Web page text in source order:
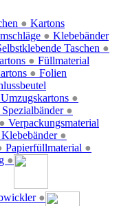
●
●
Taschen ●
Kartons
●
●
Umzugskartons ●
Klebebänder
Spezialbänder ●
●
●
Füllmaterial
Papierfüllmaterial ●
●
Folien
●
Verpackungsmaterial